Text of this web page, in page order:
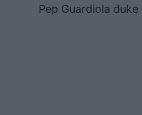
Pep Guardiola